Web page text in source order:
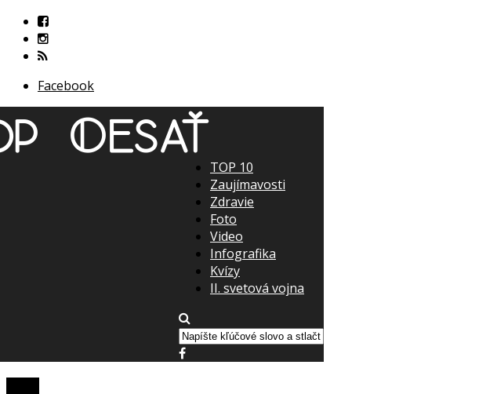
Facebook
TOP 10
Zaujímavosti
Zdravie
Foto
Video
Infografika
Kvízy
II. svetová vojna